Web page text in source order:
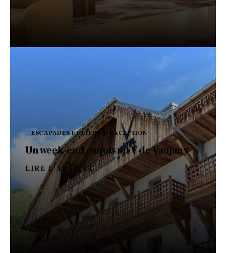
ESCAPADES ET LIEUX D'EXCEPTION
Un week-end exquis au V de Vaujany
LIRE L'ARTICLE